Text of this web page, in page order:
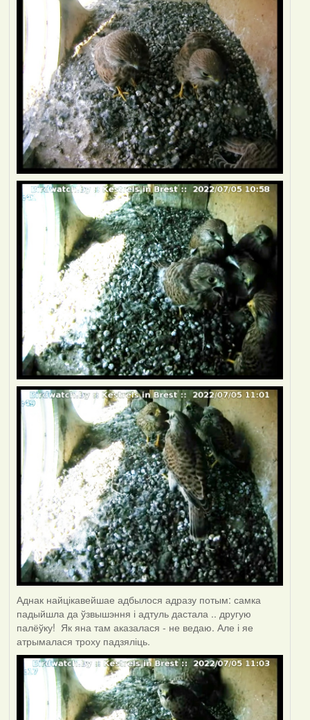
Аднак найцікавейшае адбылося адразу потым: самка
падыйшла да ўзвышэння і адтуль дастала .. другую
палёўку! Як яна там аказалася - не ведаю. Але і яе
атрымалася троху падзяліць.